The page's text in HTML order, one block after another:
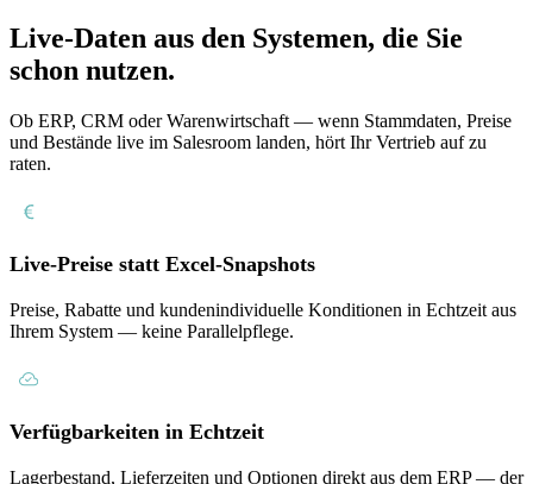
Live-Daten aus den Systemen, die Sie
schon nutzen.
Ob ERP, CRM oder Warenwirtschaft — wenn Stammdaten, Preise
und Bestände live im Salesroom landen, hört Ihr Vertrieb auf zu
raten.
Live-Preise statt Excel-Snapshots
Preise, Rabatte und kundenindividuelle Konditionen in Echtzeit aus
Ihrem System — keine Parallelpflege.
Verfügbarkeiten in Echtzeit
Lagerbestand, Lieferzeiten und Optionen direkt aus dem ERP — der